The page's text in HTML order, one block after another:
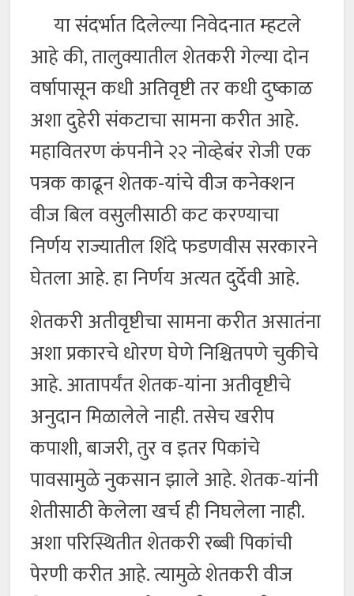
या संदर्भात दिलेल्या निवेदनात म्हटले
आहे की, तालुक्यातील शेतकरी गेल्या दोन
वर्षापासून कधी अतिवृष्टी तर कधी दुष्काळ
अशा दुहेरी संकटाचा सामना करीत आहे.
महावितरण कंपनीने २२ नोव्हेबंर रोजी एक
पत्रक काढून शेतक-यांचे वीज कनेक्शन
वीज बिल वसुलीसाठी कट करण्याचा
निर्णय राज्यातील शिंदे फडणवीस सरकारने
घेतला आहे. हा निर्णय अत्यत दुर्देवी आहे.
शेतकरी अतीवृष्टीचा सामना करीत असातंना
अशा प्रकारचे धोरण घेणे निश्चितपणे चुकीचे
आहे. आतापर्यंत शेतक-यांना अतीवृष्टीचे
अनुदान मिळालेले नाही. तसेच खरीप
कपाशी, बाजरी, तुर व इतर पिकांचे
पावसामुळे नुकसान झाले आहे. शेतक-यांनी
शेतीसाठी केलेला खर्च ही निघलेला नाही.
अशा परिस्थितीत शेतकरी रब्बी पिकांची
पेरणी करीत आहे. त्यामुळे शेतकरी वीज